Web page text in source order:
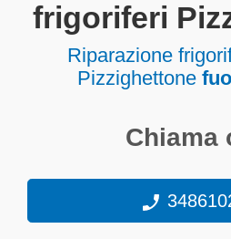
frigoriferi
Riparazione
Pizzighettone
Chiama